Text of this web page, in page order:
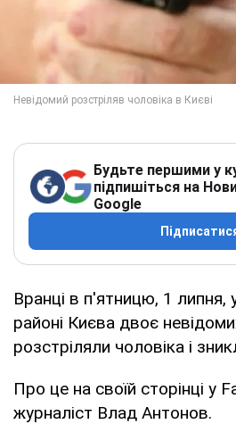
Будьте першими у
підпишіться на
Google
Вранці в п'ятницю, 1 липня,
районі Києва двоє
розстріляли чоловіка і
Про це на своїй сторінці у
журналіст Влад Антонов.